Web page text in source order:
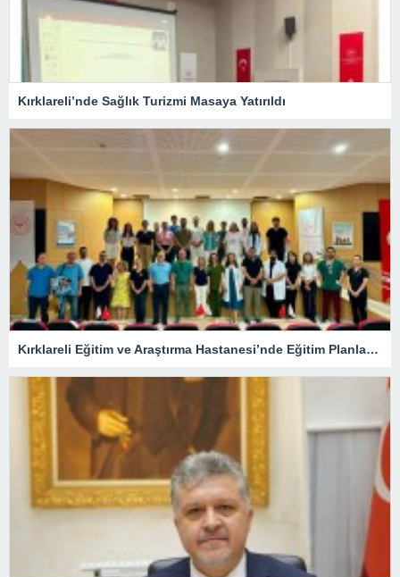
Kırklareli’nde Sağlık Turizmi Masaya Yatırıldı
Kırklareli Eğitim ve Araştırma Hastanesi’nde Eğitim Planlaması Masaya Yatırıldı